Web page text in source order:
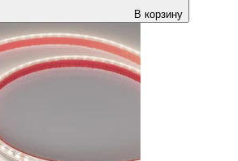
В корзину